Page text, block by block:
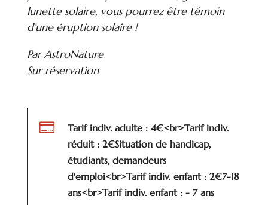
lunette solaire, vous pourrez être témoin
d’une éruption solaire !
Par AstroNature
Sur réservation

Tarif indiv. adulte : 4€<br>Tarif indiv.
réduit : 2€Situation de handicap,
étudiants, demandeurs
d'emploi<br>Tarif indiv. enfant : 2€7-18
ans<br>Tarif indiv. enfant : - 7 ans